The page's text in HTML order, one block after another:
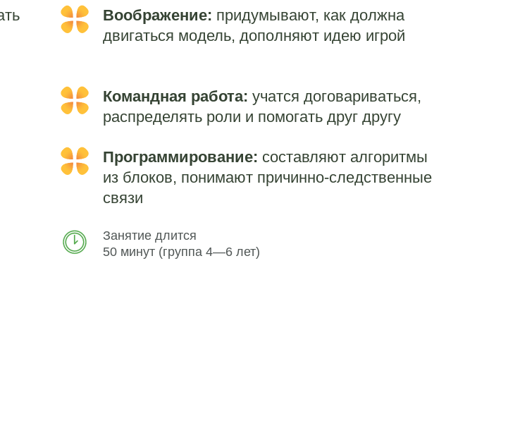
Воображение: придумывают, как должна
двигаться модель, дополняют идею игрой
Командная работа: учатся договариваться,
распределять роли и помогать друг другу
Программирование: составляют алгоритмы
из блоков, понимают причинно-следственные
связи
Занятие длится
50 минут (группа 4—6 лет)